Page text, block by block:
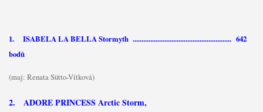
1. ISABELA LA BELLA Stormyth ........................................................ 642
bodů
(maj: Renata Sütto-Vítková)
2. ADORE PRINCESS Arctic Storm,